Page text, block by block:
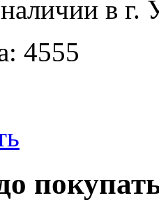
в г.
4555